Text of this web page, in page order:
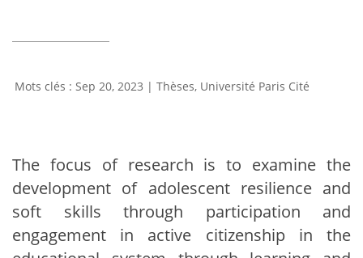
Sep 20, 2023 | Thèses, Université Paris Cité
The focus of research is to examine the
development of adolescent resilience and
soft skills through participation and
engagement in active citizenship in the